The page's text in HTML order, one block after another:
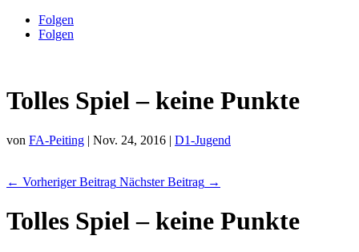
Folgen
Folgen
Tolles Spiel – keine Punkte
von FA-Peiting | Nov. 24, 2016 | D1-Jugend
← Vorheriger Beitrag Nächster Beitrag →
Tolles Spiel – keine Punkte